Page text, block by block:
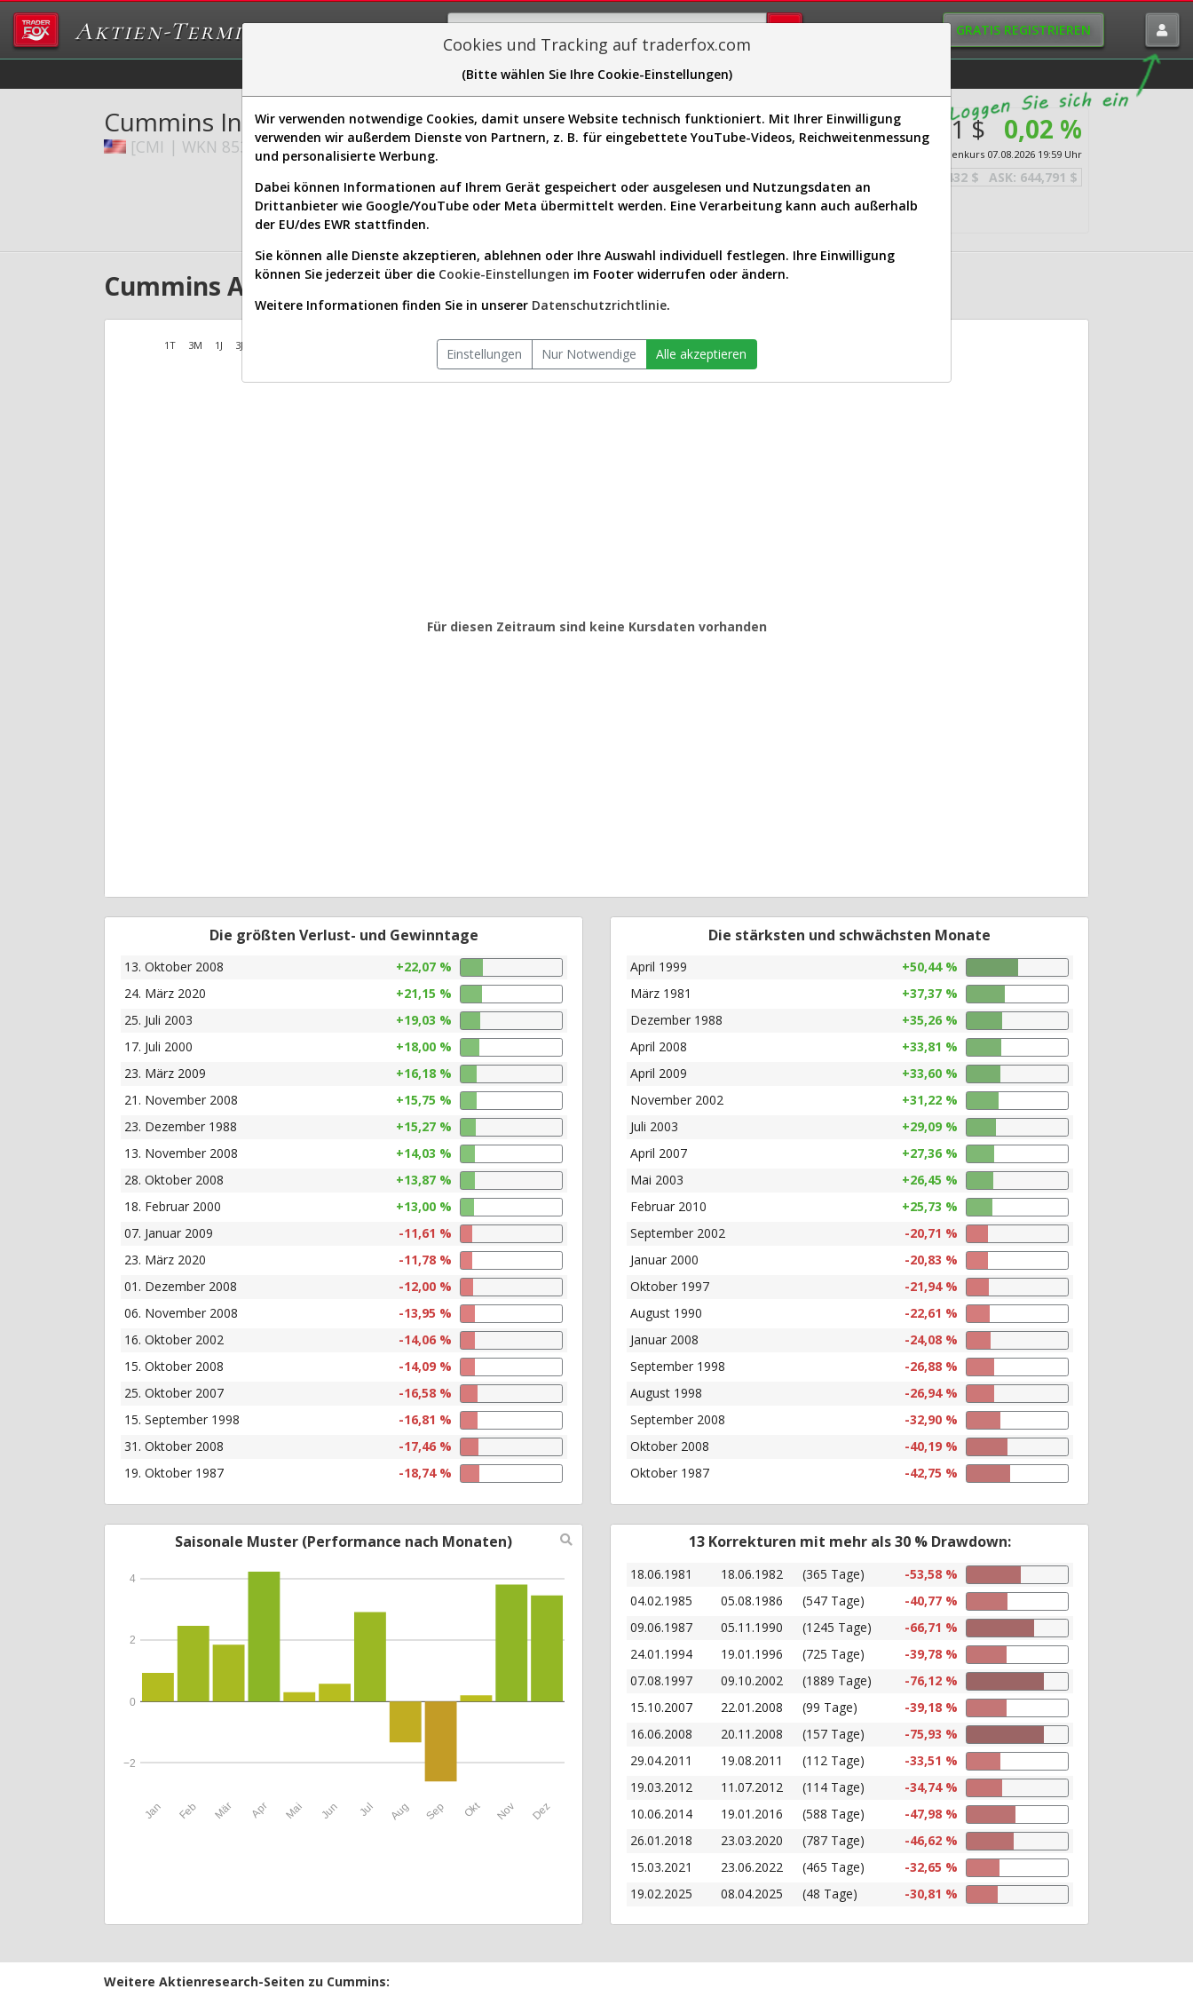
Aktien-Terminal GRATIS REGISTRIEREN
Sector-Spider Easy-Scan Visualizations
Cummins Inc.
[CMI | WKN 853121 | ISIN US2310211063]
644,111 $ 0,02 %
Echtzeit-Aktienkurs 07.08.2026 19:59 Uhr
643,432 $ ASK: 644,791 $
Website:
http://www.cummins.com
Sektor:
Industrials / Specialty Industrial
Börsenwert:
89.52 Mrd. USD
Anzahl
137,664,480
Cummins Aktien Verlauf seit Beginn (853121 | CMI)
1T 3M 1J 3J
Für diesen Zeitraum sind keine Kursdaten vorhanden
Die größten Verlust- und Gewinntage
13. Oktober 2008
+22,07 %
24. März 2020
+21,15 %
25. Juli 2003
+19,03 %
17. Juli 2000
+18,00 %
23. März 2009
+16,18 %
21. November 2008
+15,75 %
23. Dezember 1988
+15,27 %
13. November 2008
+14,03 %
28. Oktober 2008
+13,87 %
18. Februar 2000
+13,00 %
07. Januar 2009
-11,61 %
23. März 2020
-11,78 %
01. Dezember 2008
-12,00 %
06. November 2008
-13,95 %
16. Oktober 2002
-14,06 %
15. Oktober 2008
-14,09 %
25. Oktober 2007
-16,58 %
15. September 1998
-16,81 %
31. Oktober 2008
-17,46 %
19. Oktober 1987
-18,74 %
Die stärksten und schwächsten Monate
April 1999
+50,44 %
März 1981
+37,37 %
Dezember 1988
+35,26 %
April 2008
+33,81 %
April 2009
+33,60 %
November 2002
+31,22 %
Juli 2003
+29,09 %
April 2007
+27,36 %
Mai 2003
+26,45 %
Februar 2010
+25,73 %
September 2002
-20,71 %
Januar 2000
-20,83 %
Oktober 1997
-21,94 %
August 1990
-22,61 %
Januar 2008
-24,08 %
September 1998
-26,88 %
August 1998
-26,94 %
September 2008
-32,90 %
Oktober 2008
-40,19 %
Oktober 1987
-42,75 %
Saisonale Muster (Performance nach Monaten)
Jan Feb Mär Apr Mai Jun Jul Aug Sep Okt Nov Dez
−2
0
2
4
13 Korrekturen mit mehr als 30 % Drawdown:
18.06.1981 18.06.1982 (365 Tage)
-53,58 %
04.02.1985
05.08.1986 (547 Tage)
-40,77 %
09.06.1987
05.11.1990 (1245 Tage)
-66,71 %
24.01.1994
19.01.1996 (725 Tage)
-39,78 %
07.08.1997
09.10.2002 (1889 Tage)
-76,12 %
15.10.2007
22.01.2008 (99 Tage)
-39,18 %
16.06.2008
20.11.2008 (157 Tage)
-75,93 %
29.04.2011
19.08.2011 (112 Tage)
-33,51 %
19.03.2012
11.07.2012 (114 Tage)
-34,74 %
10.06.2014
19.01.2016 (588 Tage)
-47,98 %
26.01.2018
23.03.2020 (787 Tage)
-46,62 %
15.03.2021
23.06.2022 (465 Tage)
-32,65 %
19.02.2025
08.04.2025 (48 Tage) -30,81 %
Weitere Aktienresearch-Seiten zu Cummins:
Cookies und Tracking auf traderfox.com
(Bitte wählen Sie Ihre Cookie-Einstellungen)
Wir verwenden notwendige Cookies, damit unsere Website technisch funktioniert. Mit Ihrer Einwilligung
verwenden wir außerdem Dienste von Partnern, z. B. für eingebettete YouTube-Videos, Reichweitenmessung
und personalisierte Werbung.
Dabei können Informationen auf Ihrem Gerät gespeichert oder ausgelesen und Nutzungsdaten an
Drittanbieter wie Google/YouTube oder Meta übermittelt werden. Eine Verarbeitung kann auch außerhalb
der EU/des EWR stattfinden.
Sie können alle Dienste akzeptieren, ablehnen oder Ihre Auswahl individuell festlegen. Ihre Einwilligung
können Sie jederzeit über die Cookie-Einstellungen im Footer widerrufen oder ändern.
Weitere Informationen finden Sie in unserer Datenschutzrichtlinie.
Einstellungen Nur Notwendige Alle akzeptieren